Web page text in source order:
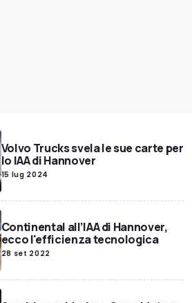
Volvo Trucks svela le sue carte per
lo IAA di Hannover
15 lug 2024
Continental all’IAA di Hannover,
ecco l'efficienza tecnologica
28 set 2022